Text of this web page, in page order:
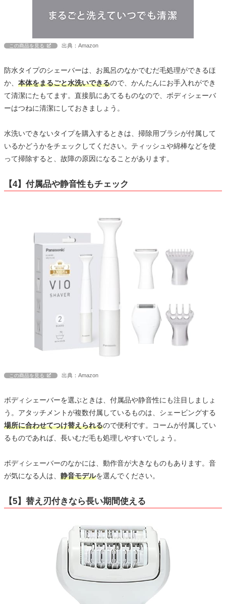
この商品を見る 出典：Amazon
防水タイプのシェーバーは、お風呂のなかでむだ毛処理ができるほ
か、 本体をまるごと水洗いできるので、かんたんにお手入れができ
て清潔にたもてます。直接肌にあてるものなので、ボディシェーバ
ーはつねに清潔にしておきましょう。
水洗いできないタイプを購入するときは、掃除用ブラシが付属して
いるかどうかをチェックしてください。ティッシュや綿棒などを使
って掃除すると、故障の原因になることがあります。
【4】付属品や静音性もチェック
この商品を見る 出典：Amazon
ボディシェーバーを選ぶときは、付属品や静音性にも注目しましょ
う。アタッチメントが複数付属しているものは、シェービングする
場所に合わせてつけ替えられるので便利です。コームが付属してい
るものであれば、長いむだ毛も処理しやすいでしょう。
ボディシェーバーのなかには、動作音が大きなものもあります。音
が気になる人は、 静音モデルを選んでください。
【5】替え刃付きなら長い期間使える